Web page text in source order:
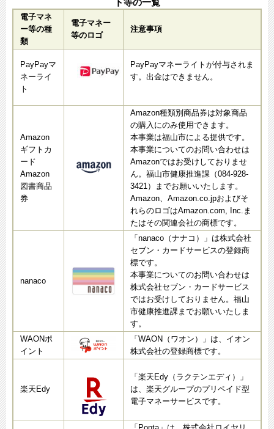
ト等の一覧
電子マネ
ー等の種
類
電子マネー
等のロゴ
注意事項
PayPayマ
ネーライ
ト
PayPayマネーライトが付与されま
す。出金はできません。
Amazon
ギフトカ
ード
Amazon
図書商品
券
Amazon種類別商品券は対象商品
の購入にのみ使用できます。
本事業は福山市による提供です。
本事業についてのお問い合わせは
Amazonではお受けしておりませ
ん。福山市健康推進課（084-928-
3421）までお願いいたします。
Amazon、Amazon.co.jpおよびそ
れらのロゴはAmazon.com, Inc.ま
たはその関連会社の商標です。
nanaco
「nanaco（ナナコ）」は株式会社
セブン・カードサービスの登録商
標です。
本事業についてのお問い合わせは
株式会社セブン・カードサービス
ではお受けしておりません。福山
市健康推進課までお願いいたしま
す。
WAONポ
イント
「WAON（ワオン）」は、イオン
株式会社の登録商標です。
楽天Edy
「楽天Edy（ラクテンエディ）」
は、楽天グループのプリペイド型
電子マネーサービスです。